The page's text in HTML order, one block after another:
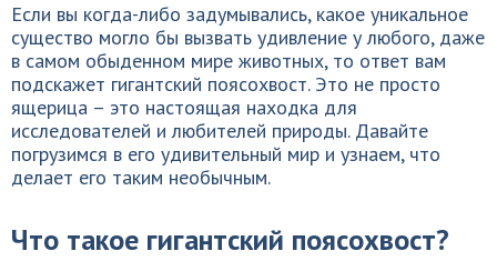
Если вы когда-либо задумывались, какое уникальное
существо могло бы вызвать удивление у любого, даже
в самом обыденном мире животных, то ответ вам
подскажет гигантский поясохвост. Это не просто
ящерица – это настоящая находка для
исследователей и любителей природы. Давайте
погрузимся в его удивительный мир и узнаем, что
делает его таким необычным.
Что такое гигантский поясохвост?